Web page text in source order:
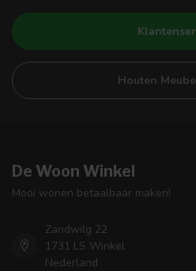
Houten
De Woon Winkel
Mooi wonen betaalbaar maken!
Zandwilg 22
1731 LS Winkel
Nederland